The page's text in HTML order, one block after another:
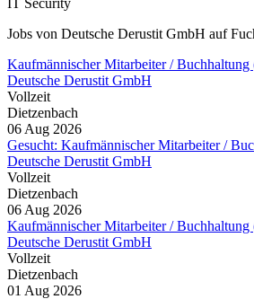
Jobs von Deutsche Derustit GmbH auf
Kaufmännischer Mitarbeiter /
Deutsche Derustit GmbH
Vollzeit
Dietzenbach
06 Aug 2026
Gesucht: Kaufmännischer Mitarbeiter /
Deutsche Derustit GmbH
Vollzeit
Dietzenbach
06 Aug 2026
Kaufmännischer Mitarbeiter /
Deutsche Derustit GmbH
Vollzeit
Dietzenbach
01 Aug 2026